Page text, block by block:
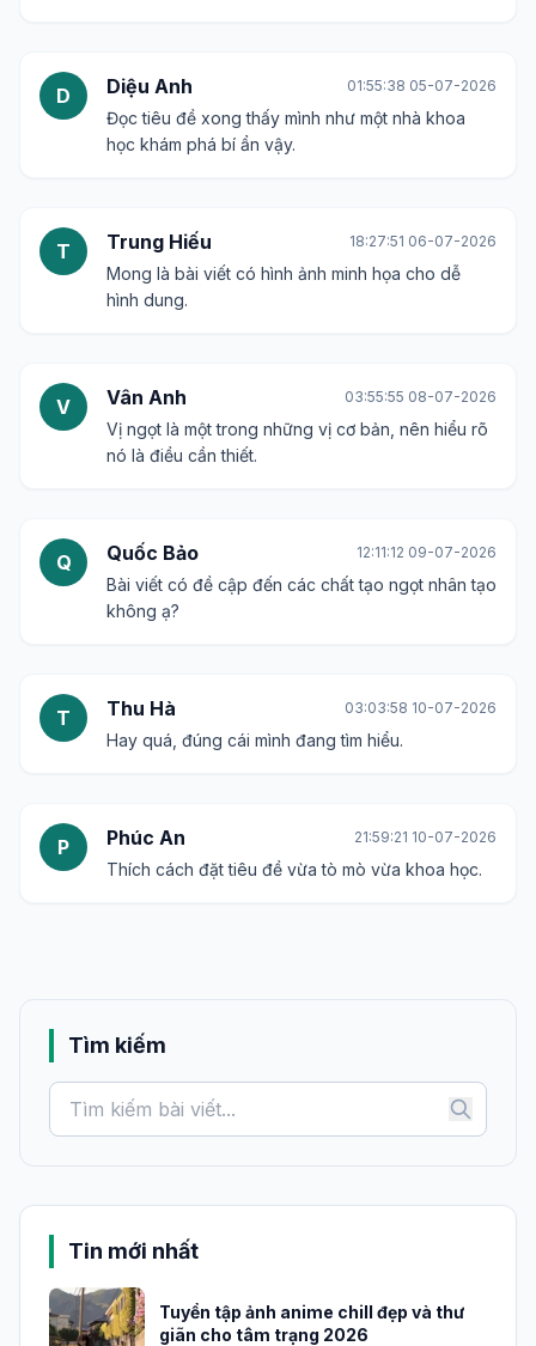
D Diệu Anh 01:55:38 05-07-2026
Đọc tiêu đề xong thấy mình như một nhà khoa
học khám phá bí ẩn vậy.
T Trung Hiếu 18:27:51 06-07-2026
Mong là bài viết có hình ảnh minh họa cho dễ
hình dung.
V Vân Anh 03:55:55 08-07-2026
Vị ngọt là một trong những vị cơ bản, nên hiểu rõ
nó là điều cần thiết.
Q Quốc Bảo 12:11:12 09-07-2026
Bài viết có đề cập đến các chất tạo ngọt nhân tạo
không ạ?
T Thu Hà 03:03:58 10-07-2026
Hay quá, đúng cái mình đang tìm hiểu.
P Phúc An 21:59:21 10-07-2026
Thích cách đặt tiêu đề vừa tò mò vừa khoa học.
Tìm kiếm
Tin mới nhất
Tuyển tập ảnh anime chill đẹp và thư
giãn cho tâm trạng 2026